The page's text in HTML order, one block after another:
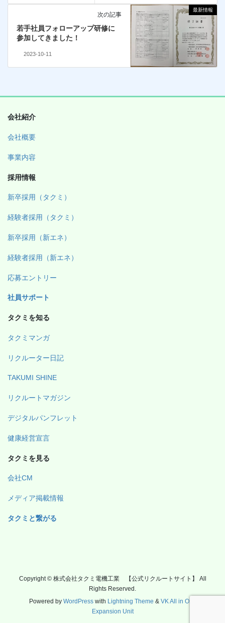
最新情報
次の記事
若手社員フォローアップ研修に
参加してきました！
2023-10-11
会社紹介
会社概要
事業内容
採用情報
新卒採用（タクミ）
経験者採用（タクミ）
新卒採用（新エネ）
経験者採用（新エネ）
応募エントリー
社員サポート
タクミを知る
タクミマンガ
リクルーター日記
TAKUMI SHINE
リクルートマガジン
デジタルパンフレット
健康経営宣言
タクミを見る
会社CM
メディア掲載情報
タクミと繋がる
Copyright © 株式会社タクミ電機工業 【公式リクルートサイト】 All
Rights Reserved.
Powered by WordPresswith Lightning Theme & VK All in One
Expansion Unit